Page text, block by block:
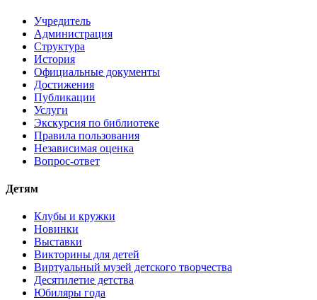
Учредитель
Администрация
Структура
История
Официальные документы
Достижения
Публикации
Услуги
Экскурсия по библиотеке
Правила пользования
Независимая оценка
Вопрос-ответ
Детям
Клубы и кружки
Новинки
Выставки
Викторины для детей
Виртуальный музей детского творчества
Десятилетие детства
Юбиляры года